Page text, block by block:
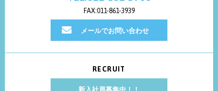
FAX:011-861-3939
メールでお問い合わせ
RECRUIT
新入社員募集中！！